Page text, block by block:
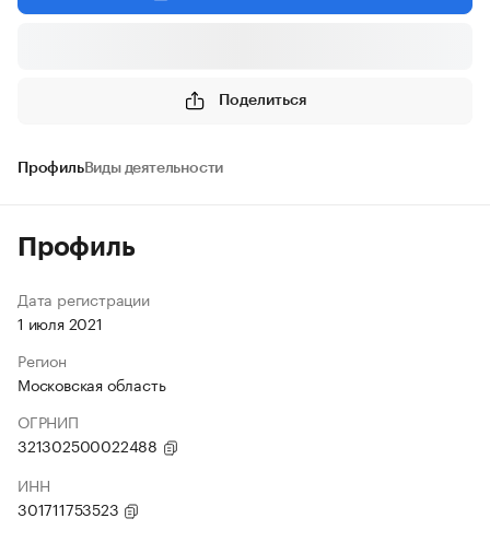
Поделиться
ПрофильВиды деятельности
Профиль
Дата регистрации
1 июля 2021
Регион
Московская область
ОГРНИП
321302500022488
ИНН
301711753523